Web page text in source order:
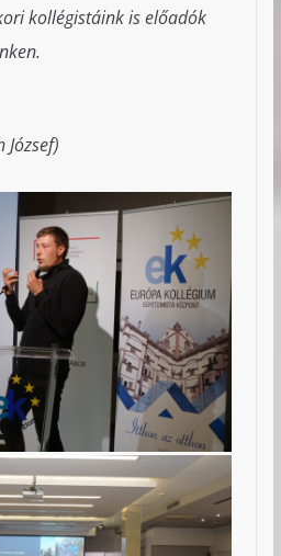
kollégistáink is előadók
József)